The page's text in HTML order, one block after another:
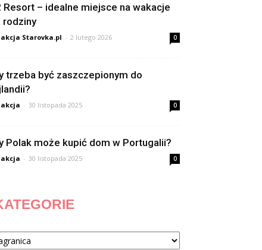
Resort – idealne miejsce na wakacje
rodziny
Starovka.pl - 2 lutego 2026 0
trzeba być zaszczepionym do
- 30 listopada 2025 0
Polak może kupić dom w Portugalii?
- 30 listopada 2025 0